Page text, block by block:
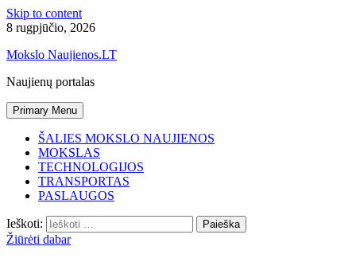
Skip to content
8 rugpjūčio, 2026
Mokslo Naujienos.LT
Naujienų portalas
Primary Menu
ŠALIES MOKSLO NAUJIENOS
MOKSLAS
TECHNOLOGIJOS
TRANSPORTAS
PASLAUGOS
Ieškoti:
Žiūrėti dabar